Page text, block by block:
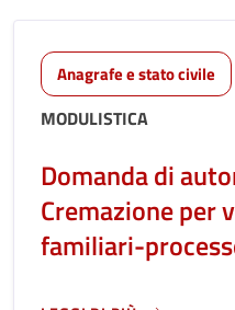
Anagrafe e stato civile
MODULISTICA
Domanda di
Cremazione per
familiari-